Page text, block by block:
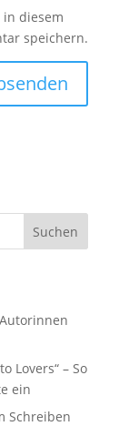
in diesem
speichern.
Suchen
Lovers“ – So
ein
Schreiben